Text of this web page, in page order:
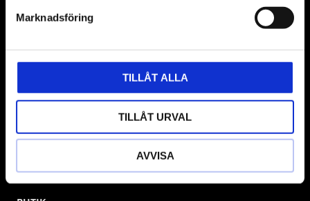
Marknadsföring
TILLÅT ALLA
TILLÅT URVAL
AVVISA
& däckmaskiner och Master luftmaskiner. Kontakta oss
gärna om vad som helst då vi gör vårt yttersta för att hjälpa
kunden.